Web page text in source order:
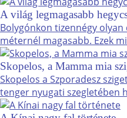
A világ legmagasabb
Bolygónkon tizennégy
méternél magasabb. Ezek
Skopelos, a Mamma mia
Skopelos a Szporadesz
tenger nyugati szegletében